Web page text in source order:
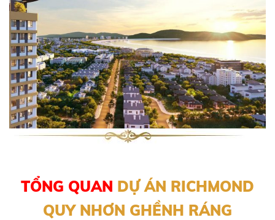
TỔNG QUAN DỰ ÁN RICHMOND
QUY NHƠN GHỀNH RÁNG